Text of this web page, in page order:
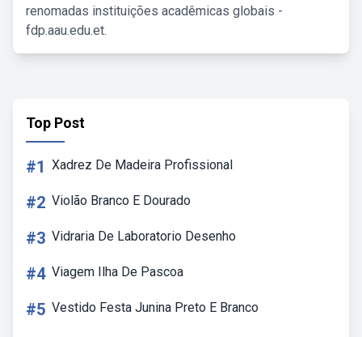
renomadas instituições acadêmicas globais -
fdp.aau.edu.et.
Top Post
#1 Xadrez De Madeira Profissional
#2 Violão Branco E Dourado
#3 Vidraria De Laboratorio Desenho
#4 Viagem Ilha De Pascoa
#5 Vestido Festa Junina Preto E Branco